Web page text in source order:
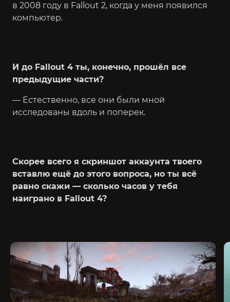
в 2008 году в Fallout 2, когда у меня появился
компьютер.
И до Fallout 4 ты, конечно, прошёл все
предыдущие части?
— Естественно, все они были мной
исследованы вдоль и поперек.
Скорее всего я скриншот аккаунта твоего
вставлю ещё до этого вопроса, но ты всё
равно скажи — сколько часов у тебя
наиграно в Fallout 4?